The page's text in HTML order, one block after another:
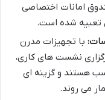
امانات اختصاصی
تعبیه شده است.
با تجهیزات مدرن
نشست های کاری،
هستند و گزینه ای
می روند.